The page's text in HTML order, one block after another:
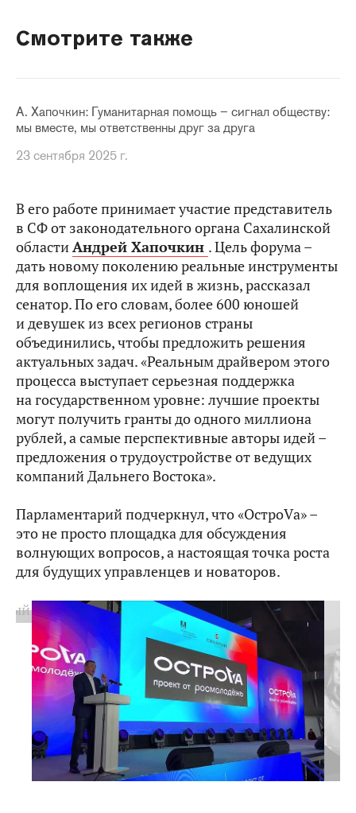
Смотрите также
А. Хапочкин: Гуманитарная помощь – сигнал обществу:
мы вместе, мы ответственны друг за друга
23 сентября 2025 г.
В его работе принимает участие представитель
в СФ от законодательного органа Сахалинской
областиАндрей Хапочкин . Цель форума –
дать новому поколению реальные инструменты
для воплощения их идей в жизнь, рассказал
сенатор. По его словам, более 600 юношей
и девушек из всех регионов страны
объединились, чтобы предложить решения
актуальных задач. «Реальным драйвером этого
процесса выступает серьезная поддержка
на государственном уровне: лучшие проекты
могут получить гранты до одного миллиона
рублей, а самые перспективные авторы идей –
предложения о трудоустройстве от ведущих
компаний Дальнего Востока».
Парламентарий подчеркнул, что «ОстроVа» –
это не просто площадка для обсуждения
волнующих вопросов, а настоящая точка роста
для будущих управленцев и новаторов.